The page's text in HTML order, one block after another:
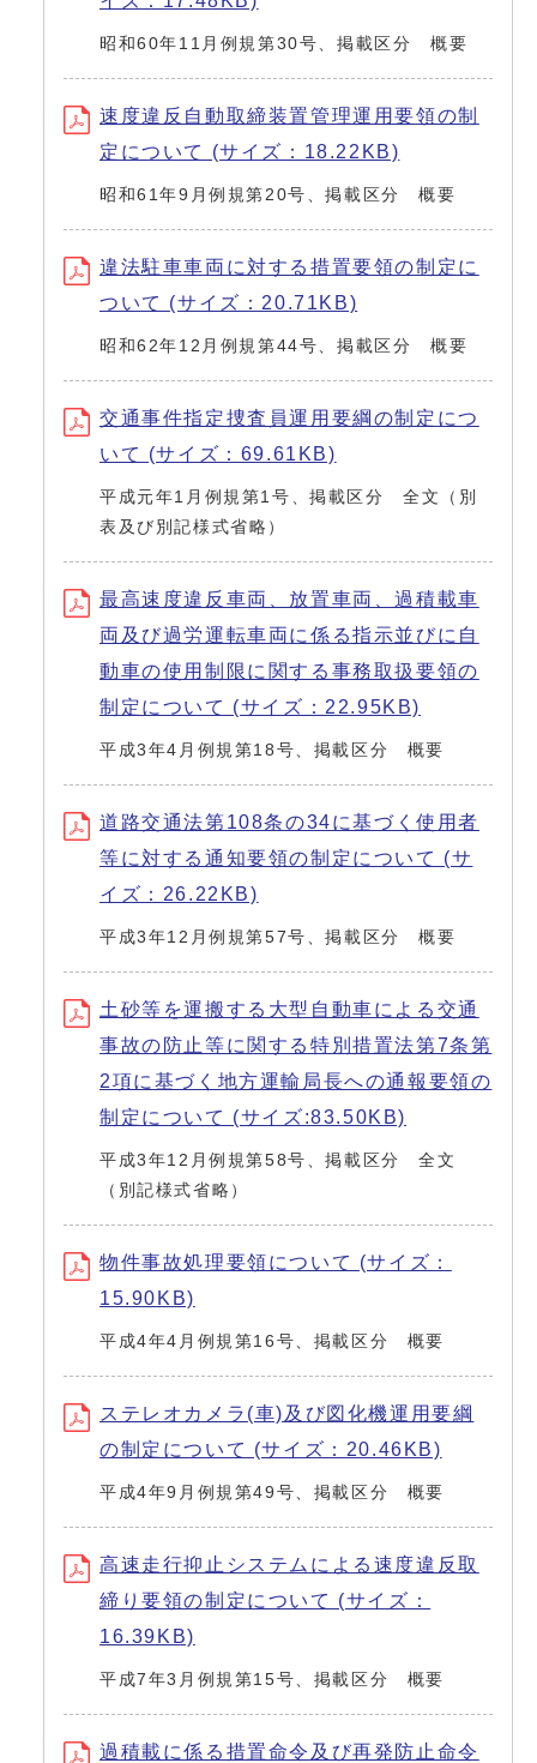
昭和60年11月例規第30号、掲載区分 概要
速度違反自動取締装置管理運用要領の制
定について (サイズ：18.22KB)
昭和61年9月例規第20号、掲載区分 概要
違法駐車車両に対する措置要領の制定に
ついて (サイズ：20.71KB)
昭和62年12月例規第44号、掲載区分 概要
交通事件指定捜査員運用要綱の制定につ
いて (サイズ：69.61KB)
平成元年1月例規第1号、掲載区分 全文（別
表及び別記様式省略）
最高速度違反車両、放置車両、過積載車
両及び過労運転車両に係る指示並びに自
動車の使用制限に関する事務取扱要領の
制定について (サイズ：22.95KB)
平成3年4月例規第18号、掲載区分 概要
道路交通法第108条の34に基づく使用者
等に対する通知要領の制定について (サ
イズ：26.22KB)
平成3年12月例規第57号、掲載区分 概要
土砂等を運搬する大型自動車による交通
事故の防止等に関する特別措置法第7条第
2項に基づく地方運輸局長への通報要領の
制定について (サイズ:83.50KB)
平成3年12月例規第58号、掲載区分 全文
（別記様式省略）
物件事故処理要領について (サイズ：
15.90KB)
平成4年4月例規第16号、掲載区分 概要
ステレオカメラ(車)及び図化機運用要綱
の制定について (サイズ：20.46KB)
平成4年9月例規第49号、掲載区分 概要
高速走行抑止システムによる速度違反取
締り要領の制定について (サイズ：
16.39KB)
平成7年3月例規第15号、掲載区分 概要
過積載に係る措置命令及び再発防止命令